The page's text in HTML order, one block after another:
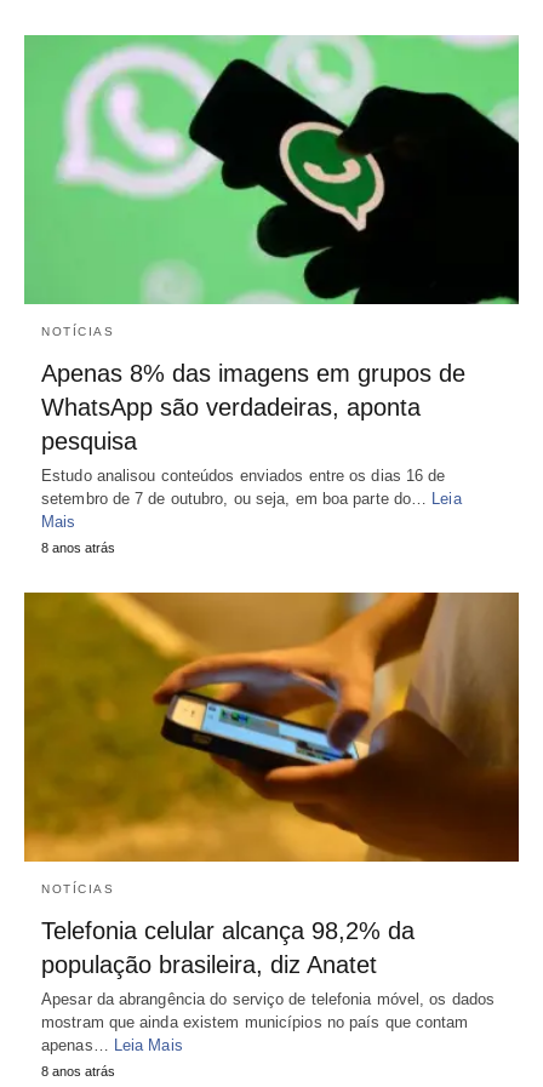
NOTÍCIAS
Apenas 8% das imagens em grupos de
WhatsApp são verdadeiras, aponta
pesquisa
Estudo analisou conteúdos enviados entre os dias 16 de
setembro de 7 de outubro, ou seja, em boa parte do… Leia
Mais
8 anos atrás
NOTÍCIAS
Telefonia celular alcança 98,2% da
população brasileira, diz Anatet
Apesar da abrangência do serviço de telefonia móvel, os dados
mostram que ainda existem municípios no país que contam
apenas…
Leia Mais
8 anos atrás